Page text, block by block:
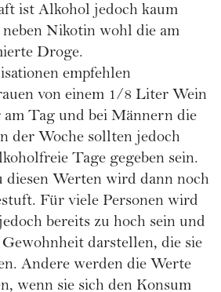
ist Alkohol jedoch kaum
Nikotin wohl die am
Droge.
empfehlen
von einem 1/8 Liter Wein
Tag und bei Männern die
der Woche sollten jedoch
Tage gegeben sein.
diesen Werten wird dann noch
Für viele Personen wird
bereits zu hoch sein und
darstellen, die sie
Andere werden die Werte
wenn sie sich den Konsum